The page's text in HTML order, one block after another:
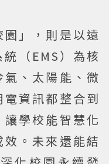
」，則是以遠
（EMS）為核
、太陽能、微
資訊都整合到
讓學校能智慧化
。未來還能結